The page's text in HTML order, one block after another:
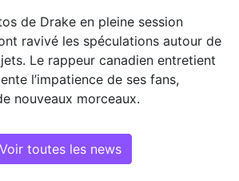
de Drake en pleine session
ravivé les spéculations autour de
Le rappeur canadien entretient
l’impatience de ses fans,
nouveaux morceaux.
Voir toutes les news